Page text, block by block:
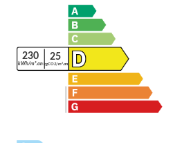
230
kWh/m².an
25
kgCO2/m².an